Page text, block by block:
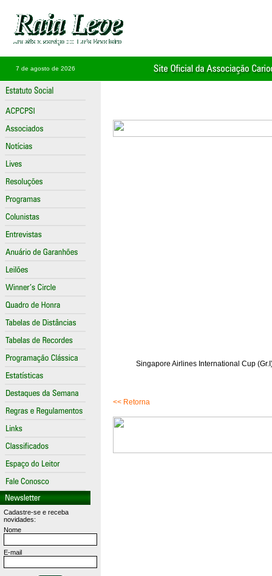
7 de agosto de 2026
Cadastre-se e receba
novidades:
Nome
E-mail
Singapore Airlines International Cup
<< Retorna